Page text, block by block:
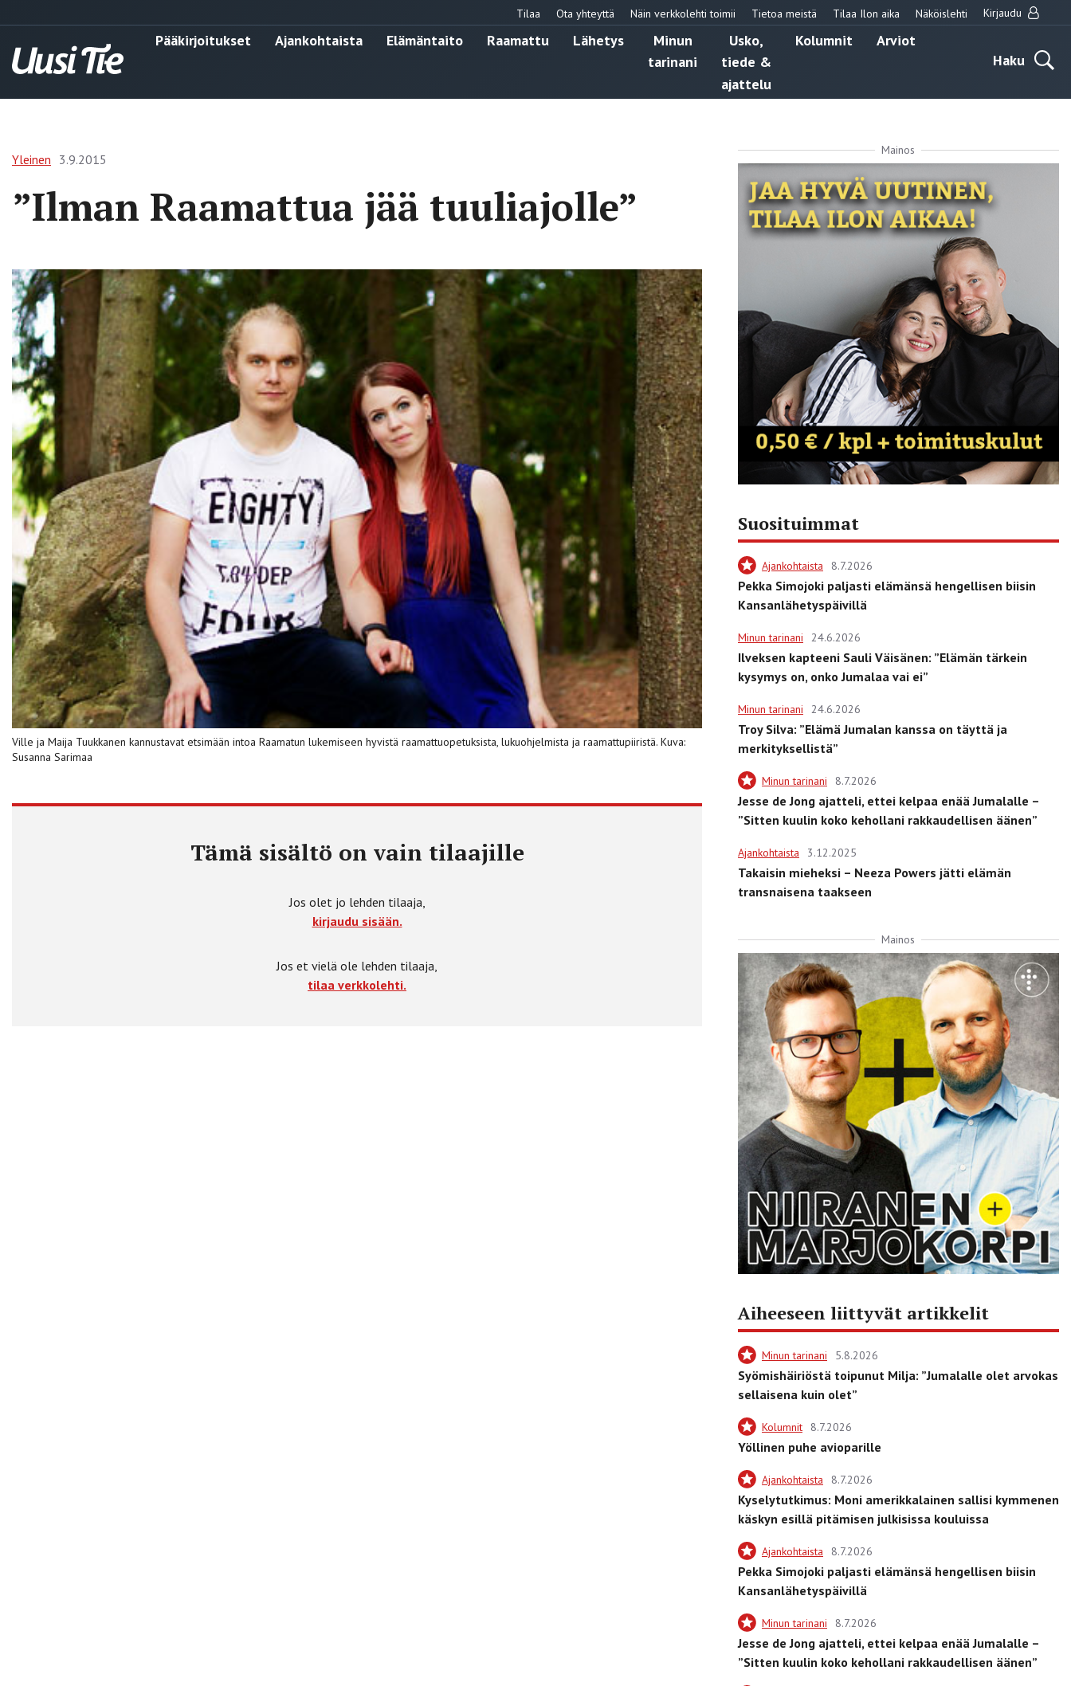
Tilaa Ota yhteyttä Näin verkkolehti toimii Tietoa meistä Tilaa Ilon aika Näköislehti Kirjaudu
Pääkirjoitukset Ajankohtaista Elämäntaito Raamattu Lähetys
Minun
tarinani
Usko,
tiede &
ajattelu
Kolumnit
Arviot
Haku
Yleinen 3.9.2015
”Ilman Raamattua jää tuuliajolle”
Ville ja Maija Tuukkanen kannustavat etsimään intoa Raamatun lukemiseen hyvistä raamattuopetuksista, lukuohjelmista ja raamattupiiristä. Kuva:
Susanna Sarimaa
Tämä sisältö on vain tilaajille
Jos olet jo lehden tilaaja,
kirjaudu sisään.
Jos et vielä ole lehden tilaaja,
tilaa verkkolehti.
Mainos
Suosituimmat
Ajankohtaista 8.7.2026
Pekka Simojoki paljasti elämänsä hengellisen biisin
Kansanlähetyspäivillä
Minun tarinani 24.6.2026
Ilveksen kapteeni Sauli Väisänen: ”Elämän tärkein
kysymys on, onko Jumalaa vai ei”
Minun tarinani 24.6.2026
Troy Silva: ”Elämä Jumalan kanssa on täyttä ja
merkityksellistä”
Minun tarinani 8.7.2026
Jesse de Jong ajatteli, ettei kelpaa enää Jumalalle –
”Sitten kuulin koko kehollani rakkaudellisen äänen”
Ajankohtaista 3.12.2025
Takaisin mieheksi – Neeza Powers jätti elämän
transnaisena taakseen
Mainos
Aiheeseen liittyvät artikkelit
Minun tarinani 5.8.2026
Syömishäiriöstä toipunut Milja: ”Jumalalle olet arvokas
sellaisena kuin olet”
Kolumnit 8.7.2026
Yöllinen puhe avioparille
Ajankohtaista 8.7.2026
Kyselytutkimus: Moni amerikkalainen sallisi kymmenen
käskyn esillä pitämisen julkisissa kouluissa
Ajankohtaista 8.7.2026
Pekka Simojoki paljasti elämänsä hengellisen biisin
Kansanlähetyspäivillä
Minun tarinani 8.7.2026
Jesse de Jong ajatteli, ettei kelpaa enää Jumalalle –
”Sitten kuulin koko kehollani rakkaudellisen äänen”